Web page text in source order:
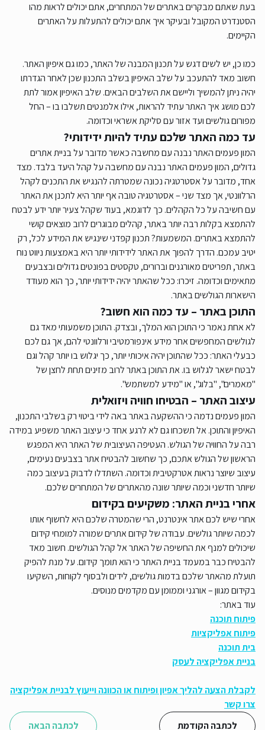
בעת שאתם מבקרים באתרים של המתחרים, אתם יכולים לראות מהו
הסטנדרט המקובל ובעיקר איך אתם יכולים להתעלות על האתרים
הקיימים.
כמו כן, יש לשים דגש על תכנון המבנה של האתר, כמו גם איפיון האתר.
חשוב מאד להתעכב על שלב האיפיון בשלב התכנון שכן לאחר הגדרתו
יהיה ניתן להמשיך וליישם את השלבים הבאים. שלב האיפיון אמור לתת
לכם מושג איך האתר עתיד להראות, אילו אלמנטים תשלבו בו – החל
מפורום גולשים ועד אזור עם סליקת אשראי וכדומה.
עד כמה האתר שלכם עתיד להיות ידידותי?
המון פעמים האתר נבנה עם מחשבה כאשר מדובר על בניית אתרים
גדולים, המון פעמים האתר נבנה עם מחשבה על קהל היעד בלבד. מצד
אחד, מדובר על אסטרטגיה נכונה שמטרתה להנגיש את התכנים לקהל
הרלוונטי, אך מצד שני – אסטרטגיה טובה אף יותר היא לתכנן את האתר
עם חשיבה על כל הקהלים. כך לדוגמא, בעוד שקהל צעיר יותר ידע לבטח
להתמצא בקלות רבה יותר באתר, קהלים מבוגרים לרוב מוצאים קושי
להתמצא באתרים. המשמעות? תכנון קפדני שינגיש את המידע לכל, רק
יטיב עמכם. הדרך להפוך את האתר לידידותי יותר היא באמצעות ניווט נוח
באתר, תפריטים מאורגנים וברורים, טקסטים בפונטים גדולים ובצבעים
מתאימים וכדומה. זיכרו: ככל שהאתר יהיה ידידותי יותר, כך הוא מעודד
הישארות הגולשים באתר.
התוכן באתר – עד כמה הוא חשוב?
לא אחת נאמר כי התוכן הוא המלך, ובצדק. התוכן משמעותי מאד גם
לגולשים המחפשים אחר מידע אינפורמטיבי ורלוונטי להם, אך גם לכם
כבעלי האתר: ככל שהתוכן יהיה איכותי יותר, כך יגלוש בו יותר קהל וגם
לבטח ישאר לגלוש בו. את התוכן באתר לרוב מזינים תחת לחצן של
"מאמרים", "בלוג", או "מידע למשתמש".
עיצוב האתר – הבטיחו חוויה ויזואלית
המון פעמים נדמה כי ההשקעה באתר באה לידי ביטוי רק בשלבי התכנון,
האיפיון והתוכן. אל תשכחו גם לא לרגע אחד כי עיצוב האתר משפיע במידה
רבה על החוויה של הגולש. העטיפה העיצובית של האתר היא המפגש
הראשון של הגולש אתכם, כך שחשוב להבטיח אתר בצבעים נעימים,
עיצוב שיוצר נראות אטרקטיבית וכדומה. השתדלו לדבוק בעיצוב כמה
שיותר חדשני וכמה שיותר שונה מהאתרים של המתחרים שלכם.
אחרי בניית האתר: משקיעים בקידום
אחרי שיש לכם אתר אינטרנט, הרי שהמטרה שלכם היא לחשוף אותו
לכמה שיותר גולשים. עבודה של קידום אתרים שמורה למומחי קידום
שיכולים למנף את החשיפה של האתר אל קהל הגולשים. חשוב מאד
להבטיח כבר במעמד בניית האתר כי הוא תומך קידום. על מנת להפיק
תועלת מהאתר שלכם בדמות גולשים, לידים ולבסוף לקוחות, השקיעו
בקידום מגוון – אורגני וממומן עם מקדמים מנוסים.
עוד באתר:
פיתוח תוכנה
פיתוח אפליקציות
בית תוכנה
בניית אפליקציה לעסק
לקבלת הצעה להליך אפיון ופיתוח או הכוונה וייעוץ לבניית אפליקציה
צרו קשר
לכתבה הבאה
לכתבה הקודמת